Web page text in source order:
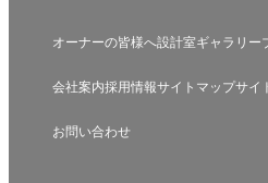
オーナーの皆様へ設計室ギャラリー
会社案内採用情報サイトマップサイ
お問い合わせ